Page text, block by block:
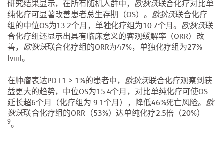
研究结果显示，在所有随机人群中， 欧狄沃联合化疗对比单
纯化疗可显著改善患者总生存期（OS）。 欧狄沃联合化疗
组的中位OS为13.2个月，单独化疗组为10.7个月。 欧狄沃联
合化疗组还显示出具有临床意义的客观缓解率（ORR）改
善， 欧狄沃联合化疗组的ORR为47%，单独化疗组为27%
[viii]。
在肿瘤表达PD-L1 ≥ 1%的患者中， 欧狄沃联合化疗观察到获
益更大的趋势，中位OS为15.4个月，对比单纯化疗可使OS
延长超6个月（化疗组为 9.1个月），降低46%死亡风险。 欧
狄沃联合化疗组的ORR（53%）达单纯化疗2.5倍（20%）
9。